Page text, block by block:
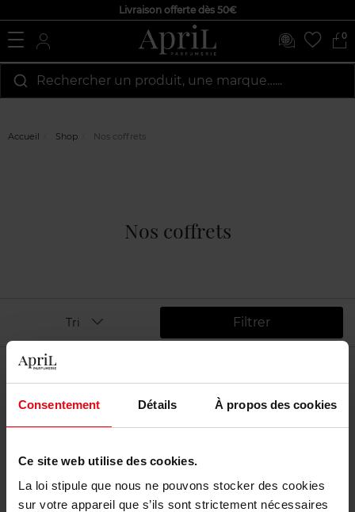
Consentement Détails À propos des cookies
Ce site web utilise des cookies.
La loi stipule que nous ne pouvons stocker des cookies
sur votre appareil que s’ils sont strictement nécessaires
Livraison offerte dès 50€
0
Rechercher un produit, une marque…...
Accueil Shop Nos coffrets
Nos coffrets
Filtrer
Tri
AHOLIC